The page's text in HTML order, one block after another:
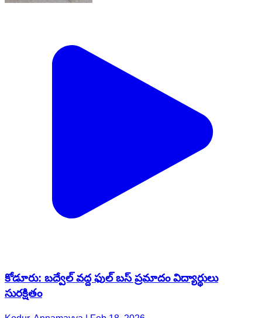
కోడూరు: బద్వేల్ వద్ద ఫుల్ బస్ ప్రమాదం విద్యార్థులు
సురక్షితం